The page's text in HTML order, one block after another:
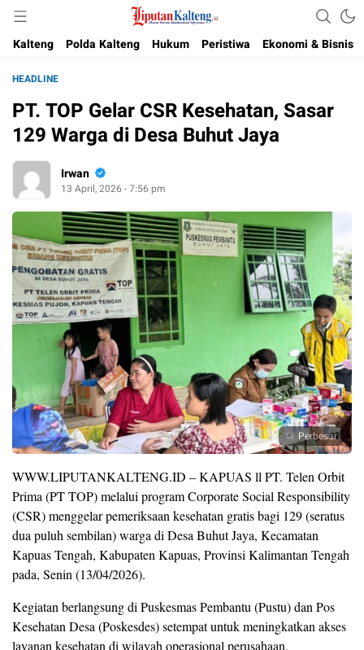
Liputan Kalteng
Akurat, Terpercaya & Independent
Kalteng
Polda Kalteng Hukum Peristiwa Ekonomi & Bisnis
HEADLINE
PT. TOP Gelar CSR Kesehatan, Sasar
129 Warga di Desa Buhut Jaya
Irwan
13 April, 2026 - 7:56 pm
Perbesar
WWW.LIPUTANKALTENG.ID – KAPUAS ll PT. Telen Orbit
Prima (PT TOP) melalui program Corporate Social Responsibility
(CSR) menggelar pemeriksaan kesehatan gratis bagi 129 (seratus
dua puluh sembilan) warga di Desa Buhut Jaya, Kecamatan
Kapuas Tengah, Kabupaten Kapuas, Provinsi Kalimantan Tengah
pada, Senin (13/04/2026).
Kegiatan berlangsung di Puskesmas Pembantu (Pustu) dan Pos
Kesehatan Desa (Poskesdes) setempat untuk meningkatkan akses
layanan kesehatan di wilayah operasional perusahaan.